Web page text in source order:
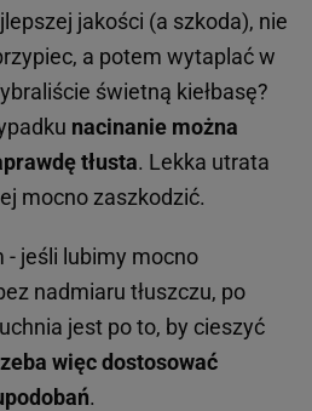
jakości (a szkoda), nie
a potem wytaplać w
świetną kiełbasę?
nacinanie można
tłusta. Lekka utrata
mocno zaszkodzić.
- jeśli lubimy mocno
nadmiaru tłuszczu, po
jest po to, by cieszyć
więc dostosować
.